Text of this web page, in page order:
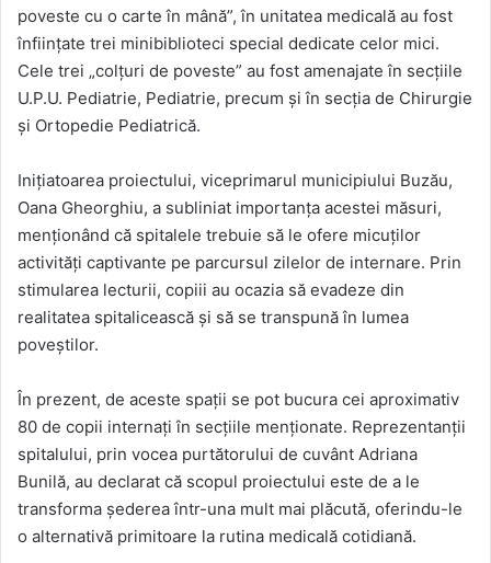
poveste cu o carte în mână”, în unitatea medicală au fost
înființate trei minibiblioteci special dedicate celor mici.
Cele trei „colțuri de poveste” au fost amenajate în secțiile
U.P.U. Pediatrie, Pediatrie, precum și în secția de Chirurgie
și Ortopedie Pediatrică.
Inițiatoarea proiectului, viceprimarul municipiului Buzău,
Oana Gheorghiu, a subliniat importanța acestei măsuri,
menționând că spitalele trebuie să le ofere micuților
activități captivante pe parcursul zilelor de internare. Prin
stimularea lecturii, copiii au ocazia să evadeze din
realitatea spitalicească și să se transpună în lumea
poveștilor.
În prezent, de aceste spații se pot bucura cei aproximativ
80 de copii internați în secțiile menționate. Reprezentanții
spitalului, prin vocea purtătorului de cuvânt Adriana
Bunilă, au declarat că scopul proiectului este de a le
transforma șederea într-una mult mai plăcută, oferindu-le
o alternativă primitoare la rutina medicală cotidiană.